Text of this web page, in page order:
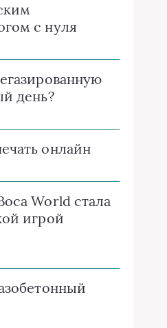
с нуля
день?
онлайн
World стала
игрой